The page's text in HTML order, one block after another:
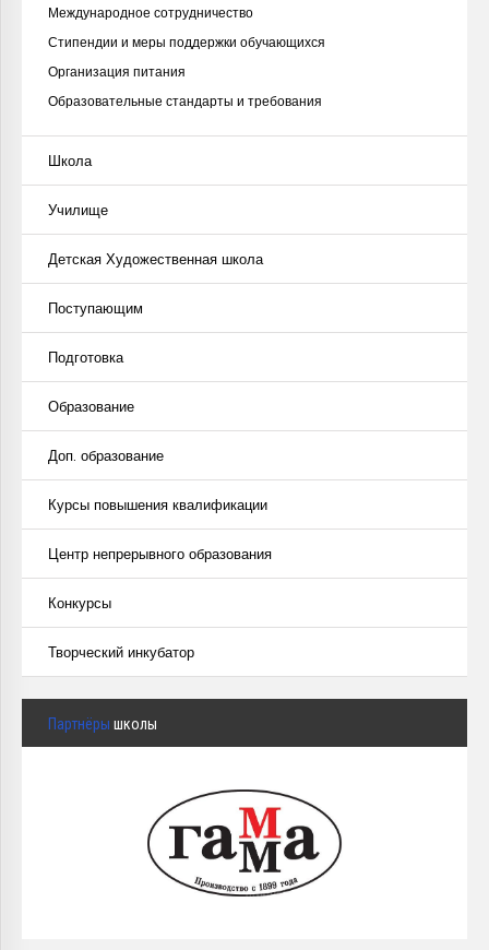
Международное сотрудничество
Стипендии и меры поддержки обучающихся
Организация питания
Образовательные стандарты и требования
Школа
Училище
Детская Художественная школа
Поступающим
Подготовка
Образование
Доп. образование
Курсы повышения квалификации
Центр непрерывного образования
Конкурсы
Творческий инкубатор
Партнёры школы